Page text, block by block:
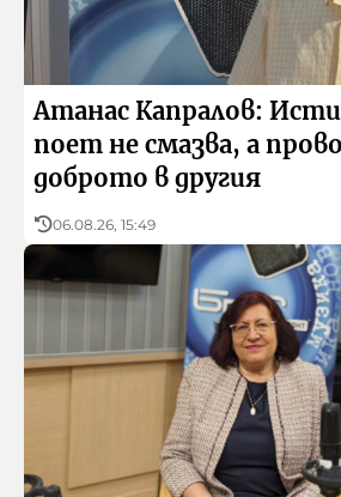
Зелено
Предавания
БНР
Архивен фонд на БНР
Атанас Капралов:
поет не смазва, а
доброто в другия
06.08.26, 15:49